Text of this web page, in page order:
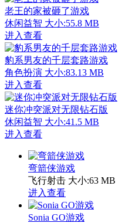
老王的家被砸了游戏
休闲益智 大小:55.8 MB
进入查看
豹系男友的千层套路游戏
角色扮演 大小:83.13 MB
进入查看
迷你冲突派对无限钻石版
休闲益智 大小:41.5 MB
进入查看
弯箭侠游戏
飞行射击 大小:63 MB
进入查看
Sonia GO游戏